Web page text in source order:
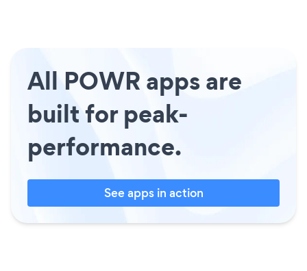
All POWR apps are
built for peak-
performance.
See apps in action